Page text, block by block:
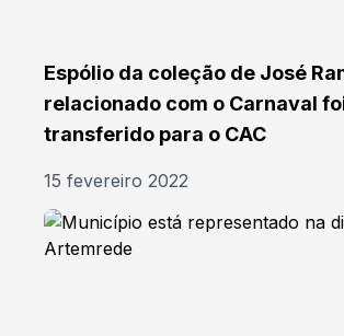
Espólio da coleção de José
relacionado com o Carnaval
transferido para o CAC
15 fevereiro 2022